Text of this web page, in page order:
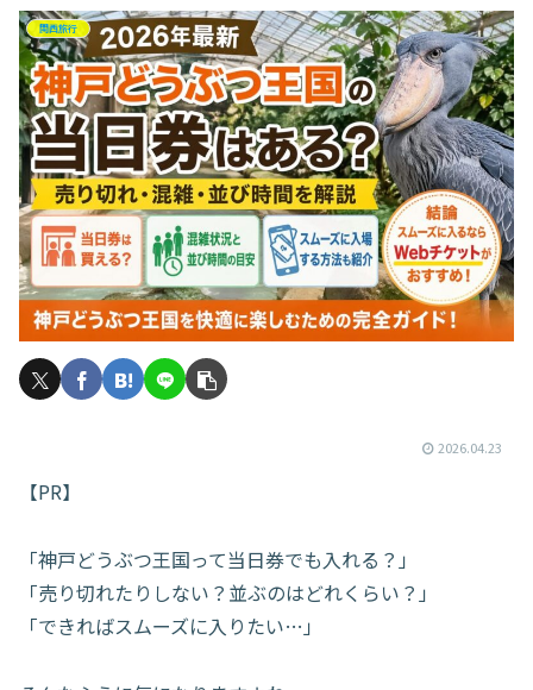
関西旅行
2026.04.23
【PR】
「神戸どうぶつ王国って当日券でも入れる？」
「売り切れたりしない？並ぶのはどれくらい？」
「できればスムーズに入りたい…」